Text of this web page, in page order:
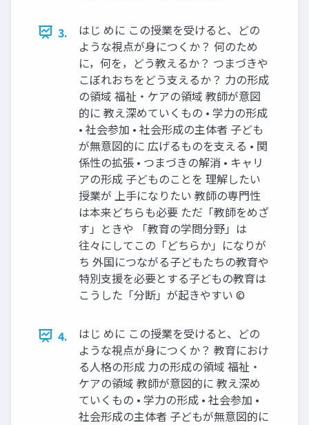
3.
はじ めに この授業を受けると、どの
ような視点が身につくか？ 何のため
に，何を，どう教えるか？ つまづきや
こぼれおちをどう支えるか？ 力の形成
の領域 福祉・ケアの領域 教師が意図
的に 教え深めていくもの • 学力の形成
• 社会参加 • 社会形成の主体者 子ども
が無意図的に 広げるものを支える • 関
係性の拡張 • つまづきの解消 • キャリ
アの形成 子どものことを 理解したい
授業が 上手になりたい 教師の専門性
は本来どちらも必要 ただ「教師をめざ
す」ときや 「教育の学問分野」は
往々にしてこの「どちらか」になりが
ち 外国につながる子どもたちの教育や
特別支援を必要とする子どもの教育は
こうした「分断」が起きやすい ©
4.
はじ めに この授業を受けると、どの
ような視点が身につくか？ 教育におけ
る人格の形成 力の形成の領域 福祉・
ケアの領域 教師が意図的に 教え深め
ていくもの • 学力の形成 • 社会参加 •
社会形成の主体者 子どもが無意図的に